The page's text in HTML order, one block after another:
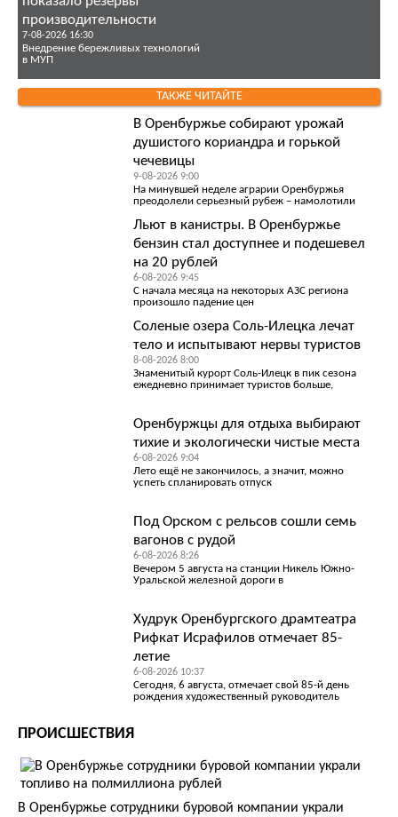
производительности
7-08-2026 16:30
Внедрение бережливых технологий
в МУП
ТАКЖЕ ЧИТАЙТЕ
В Оренбуржье собирают урожай
душистого кориандра и горькой
чечевицы
9-08-2026 9:00
На минувшей неделе аграрии Оренбуржья
преодолели серьезный рубеж – намолотили
Льют в канистры. В Оренбуржье
бензин стал доступнее и подешевел
на 20 рублей
6-08-2026 9:45
С начала месяца на некоторых АЗС региона
произошло падение цен
Соленые озера Соль-Илецка лечат
тело и испытывают нервы туристов
8-08-2026 8:00
Знаменитый курорт Соль-Илецк в пик сезона
ежедневно принимает туристов больше,
Оренбуржцы для отдыха выбирают
тихие и экологически чистые места
6-08-2026 9:04
Лето ещё не закончилось, а значит, можно
успеть спланировать отпуск
Под Орском с рельсов сошли семь
вагонов с рудой
6-08-2026 8:26
Вечером 5 августа на станции Никель Южно-
Уральской железной дороги в
Худрук Оренбургского драмтеатра
Рифкат Исрафилов отмечает 85-
летие
6-08-2026 10:37
Сегодня, 6 августа, отмечает свой 85-й день
рождения художественный руководитель
ПРОИСШЕСТВИЯ
В Оренбуржье сотрудники буровой компании украли